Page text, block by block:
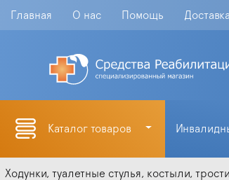
Главная О нас Помощь
Каталог товаров
Ходунки, туалетные стулья, костыли, трости